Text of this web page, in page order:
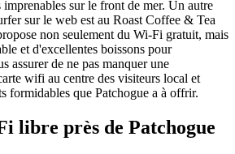
sur le front de mer. Un autre
sur le web est au Roast Coffee & Tea
non seulement du Wi-Fi gratuit, mais
et d'excellentes boissons pour
assurer de ne pas manquer une
wifi au centre des visiteurs local et
formidables que Patchogue a à offrir.
libre près de Patchogue